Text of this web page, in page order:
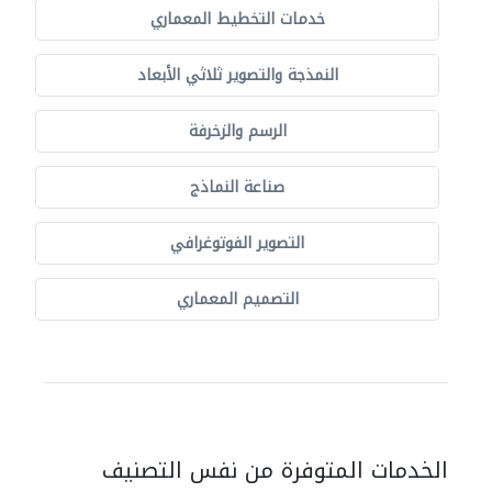
خدمات التخطيط المعماري
النمذجة والتصوير ثلاثي الأبعاد
الرسم والزخرفة
صناعة النماذج
التصوير الفوتوغرافي
التصميم المعماري
الخدمات المتوفرة من نفس التصنيف